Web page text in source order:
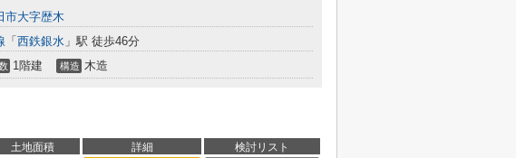
市大字歴木
「 西鉄銀水 」駅 徒歩46分
1階建 構造 木造
土地面積 詳細
検討リスト